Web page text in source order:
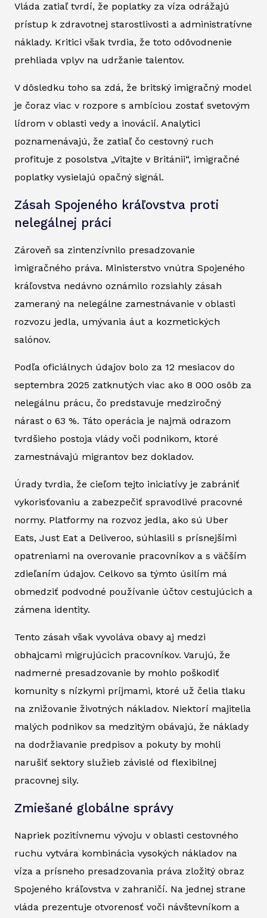
Vláda zatiaľ tvrdí, že poplatky za víza odrážajú
prístup k zdravotnej starostlivosti a administratívne
náklady. Kritici však tvrdia, že toto odôvodnenie
prehliada vplyv na udržanie talentov.
V dôsledku toho sa zdá, že britský imigračný model
je čoraz viac v rozpore s ambíciou zostať svetovým
lídrom v oblasti vedy a inovácií. Analytici
poznamenávajú, že zatiaľ čo cestovný ruch
profituje z posolstva „Vitajte v Británii“, imigračné
poplatky vysielajú opačný signál.
Zásah Spojeného kráľovstva proti
nelegálnej práci
Zároveň sa zintenzívnilo presadzovanie
imigračného práva. Ministerstvo vnútra Spojeného
kráľovstva nedávno oznámilo rozsiahly zásah
zameraný na nelegálne zamestnávanie v oblasti
rozvozu jedla, umývania áut a kozmetických
salónov.
Podľa oficiálnych údajov bolo za 12 mesiacov do
septembra 2025 zatknutých viac ako 8 000 osôb za
nelegálnu prácu, čo predstavuje medziročný
nárast o 63 %. Táto operácia je najmä odrazom
tvrdšieho postoja vlády voči podnikom, ktoré
zamestnávajú migrantov bez dokladov.
Úrady tvrdia, že cieľom tejto iniciatívy je zabrániť
vykorisťovaniu a zabezpečiť spravodlivé pracovné
normy. Platformy na rozvoz jedla, ako sú Uber
Eats, Just Eat a Deliveroo, súhlasili s prísnejšími
opatreniami na overovanie pracovníkov a s väčším
zdieľaním údajov. Celkovo sa týmto úsilím má
obmedziť podvodné používanie účtov cestujúcich a
zámena identity.
Tento zásah však vyvoláva obavy aj medzi
obhajcami migrujúcich pracovníkov. Varujú, že
nadmerné presadzovanie by mohlo poškodiť
komunity s nízkymi príjmami, ktoré už čelia tlaku
na znižovanie životných nákladov. Niektorí majitelia
malých podnikov sa medzitým obávajú, že náklady
na dodržiavanie predpisov a pokuty by mohli
narušiť sektory služieb závislé od flexibilnej
pracovnej sily.
Zmiešané globálne správy
Napriek pozitívnemu vývoju v oblasti cestovného
ruchu vytvára kombinácia vysokých nákladov na
víza a prísneho presadzovania práva zložitý obraz
Spojeného kráľovstva v zahraničí. Na jednej strane
vláda prezentuje otvorenosť voči návštevníkom a